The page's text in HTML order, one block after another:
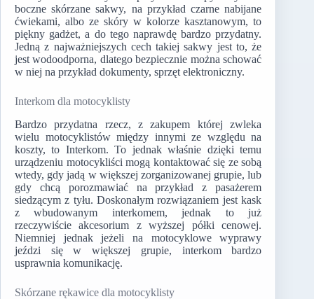
boczne skórzane sakwy, na przykład czarne nabijane
ćwiekami, albo ze skóry w kolorze kasztanowym, to
piękny gadżet, a do tego naprawdę bardzo przydatny.
Jedną z najważniejszych cech takiej sakwy jest to, że
jest wodoodporna, dlatego bezpiecznie można schować
w niej na przykład dokumenty, sprzęt elektroniczny.
Interkom dla motocyklisty
Bardzo przydatna rzecz, z zakupem której zwleka
wielu motocyklistów między innymi ze względu na
koszty, to Interkom. To jednak właśnie dzięki temu
urządzeniu motocykliści mogą kontaktować się ze sobą
wtedy, gdy jadą w większej zorganizowanej grupie, lub
gdy chcą porozmawiać na przykład z pasażerem
siedzącym z tyłu. Doskonałym rozwiązaniem jest kask
z wbudowanym interkomem, jednak to już
rzeczywiście akcesorium z wyższej półki cenowej.
Niemniej jednak jeżeli na motocyklowe wyprawy
jeździ się w większej grupie, interkom bardzo
usprawnia komunikację.
Skórzane rękawice dla motocyklisty